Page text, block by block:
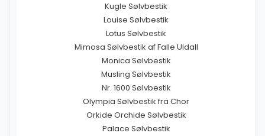
Kugle Sølvbestik
Louise Sølvbestik
Lotus Sølvbestik
Mimosa Sølvbestik af Falle Uldall
Monica Sølvbestik
Musling Sølvbestik
Nr. 1600 Sølvbestik
Olympia Sølvbestik fra Chor
Orkide Orchide Sølvbestik
Palace Sølvbestik